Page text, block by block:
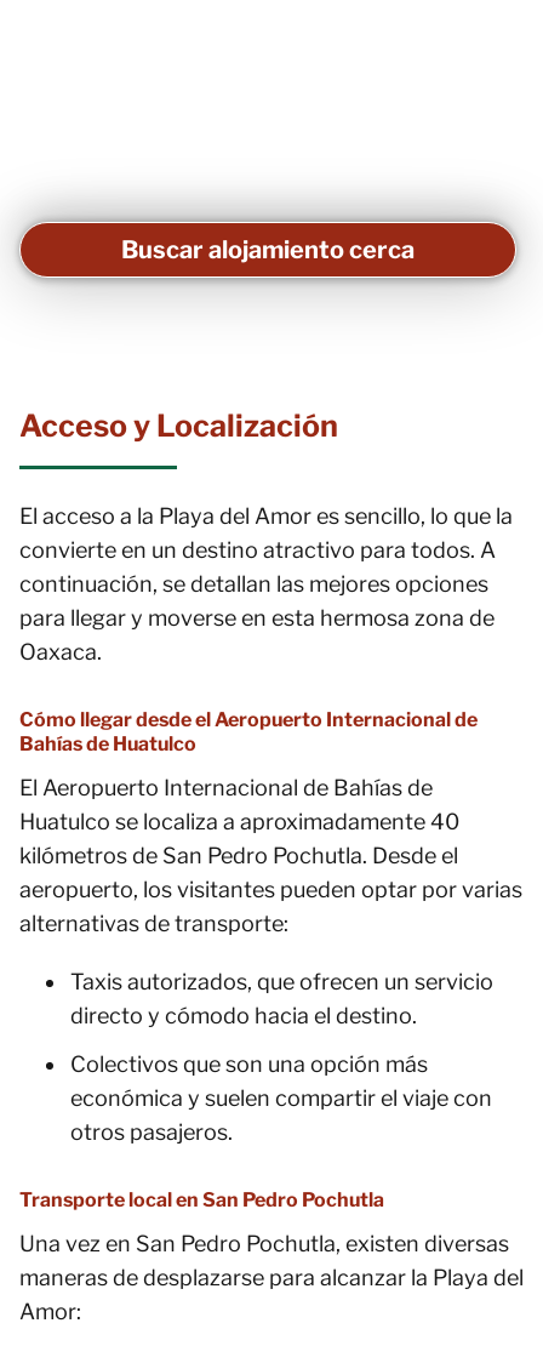
Buscar alojamiento cerca
Acceso y Localización
El acceso a la Playa del Amor es sencillo, lo que la
convierte en un destino atractivo para todos. A
continuación, se detallan las mejores opciones
para llegar y moverse en esta hermosa zona de
Oaxaca.
Cómo llegar desde el Aeropuerto Internacional de
Bahías de Huatulco
El Aeropuerto Internacional de Bahías de
Huatulco se localiza a aproximadamente 40
kilómetros de San Pedro Pochutla. Desde el
aeropuerto, los visitantes pueden optar por varias
alternativas de transporte:
Taxis autorizados, que ofrecen un servicio
directo y cómodo hacia el destino.
Colectivos que son una opción más
económica y suelen compartir el viaje con
otros pasajeros.
Transporte local en San Pedro Pochutla
Una vez en San Pedro Pochutla, existen diversas
maneras de desplazarse para alcanzar la Playa del
Amor: